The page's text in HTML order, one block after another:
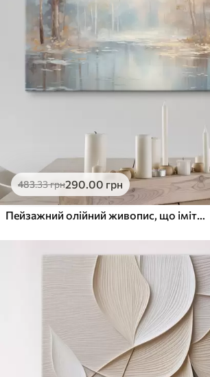
483.33грн290.00 грн
Пейзажний олійний живопис, що імітує спокійну річку, яка відбиває м'яке світло, в оточенні осінніх дерев